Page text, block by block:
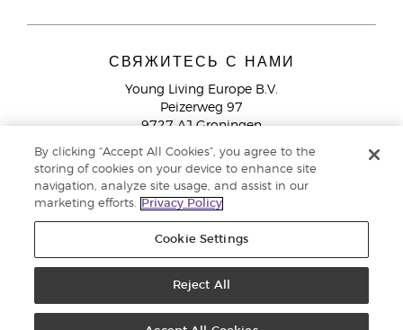
СВЯЖИТЕСЬ С НАМИ
Young Living Europe B.V.
Peizerweg 97
9727 AJ Groningen
Netherlands
Служба поддержки партнеров бренда+44 (0) 20 3935
9000
© Young Living Essential Oils 2021 |Политика конфиденциальности
них необходимы для работы нашего сайта, другие помогают улучшить взаимодействие с
By clicking “Accept All Cookies”, you agree to the
storing of cookies on your device to enhance site
navigation, analyze site usage, and assist in our
marketing efforts.
Privacy Policy
Cookie Settings
Reject All